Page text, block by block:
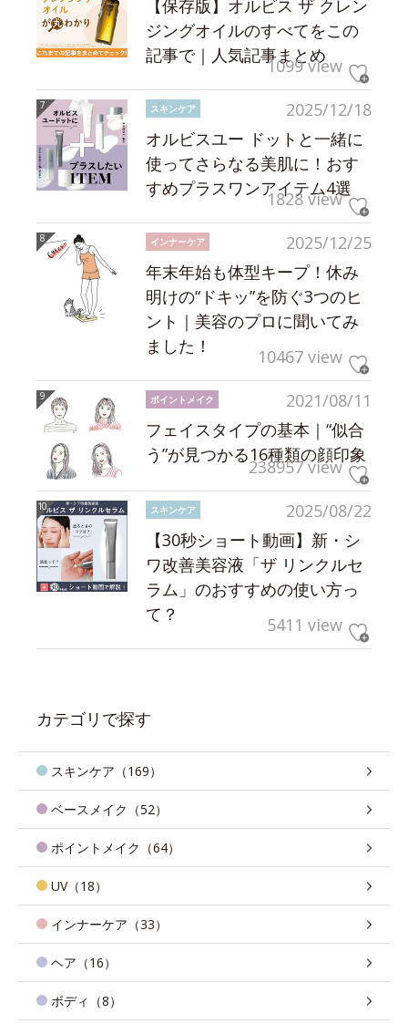
【保存版】オルビス ザ クレン
ジングオイルのすべてをこの
記事で｜人気記事まとめ
1099 view
2025/12/18
スキンケア
オルビスユー ドットと一緒に
使ってさらなる美肌に！おす
すめプラスワンアイテム4選
1828 view
2025/12/25
インナーケア
年末年始も体型キープ！休み
明けの“ドキッ”を防ぐ3つのヒ
ント｜美容のプロに聞いてみ
ました！
10467 view
2021/08/11
ポイントメイク
フェイスタイプの基本｜“似合
う”が見つかる16種類の顔印象
238957 view
2025/08/22
スキンケア
【30秒ショート動画】新・シ
ワ改善美容液「ザ リンクルセ
ラム」のおすすめの使い方っ
て？
5411 view
カテゴリで探す
スキンケア（169）
ベースメイク（52）
ポイントメイク（64）
UV（18）
インナーケア（33）
ヘア（16）
ボディ（8）